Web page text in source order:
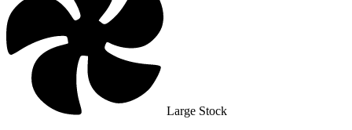
Large Stock